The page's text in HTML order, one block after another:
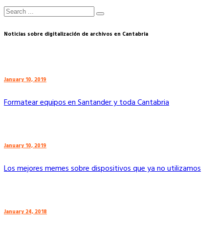
Noticias sobre digitalización de archivos en Cantabria
January 10, 2019
Formatear equipos en Santander y toda Cantabria
January 10, 2019
Los mejores memes sobre dispositivos que ya no utilizamos
January 24, 2018